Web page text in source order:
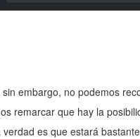
embargo, no podemos
remarcar que hay la
es que estará